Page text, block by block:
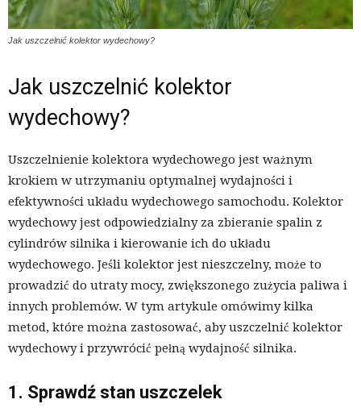
Jak uszczelnić kolektor wydechowy?
Jak uszczelnić kolektor
wydechowy?
Uszczelnienie kolektora wydechowego jest ważnym
krokiem w utrzymaniu optymalnej wydajności i
efektywności układu wydechowego samochodu. Kolektor
wydechowy jest odpowiedzialny za zbieranie spalin z
cylindrów silnika i kierowanie ich do układu
wydechowego. Jeśli kolektor jest nieszczelny, może to
prowadzić do utraty mocy, zwiększonego zużycia paliwa i
innych problemów. W tym artykule omówimy kilka
metod, które można zastosować, aby uszczelnić kolektor
wydechowy i przywrócić pełną wydajność silnika.
1. Sprawdź stan uszczelek